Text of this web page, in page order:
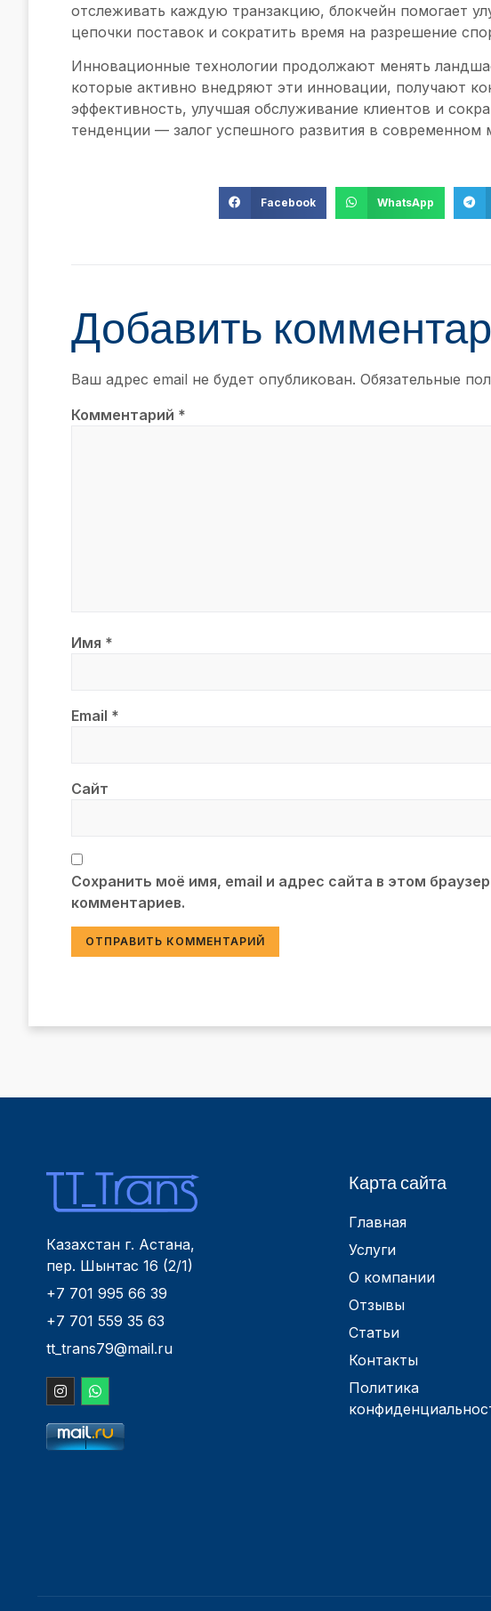
отслеживать каждую транзакцию, блокчейн помогает
цепочки поставок и сократить время на разрешение
Инновационные технологии продолжают менять
которые активно внедряют эти инновации, получают
эффективность, улучшая обслуживание клиентов и
тенденции — залог успешного развития в современном
Facebook WhatsApp
Добавить
Ваш адрес email не будет опубликован. Обязательные
Комментарий *
Имя *
Email *
Сайт
Сохранить моё имя, email и адрес сайта в этом
комментариев.
Казахстан г. Астана,
пер. Шынтас 16 (2/1)
+7 701 995 66 39
+7 701 559 35 63
tt_trans79@mail.ru
Карта сайта
Главная
Услуги
О компании
Отзывы
Статьи
Контакты
Политика